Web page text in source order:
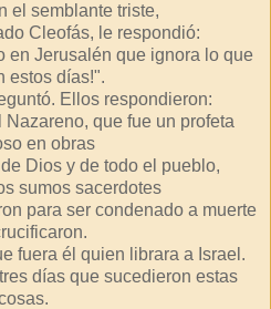
el semblante triste,
Cleofás, le respondió:
en Jerusalén que ignora lo que
estos días!".
Ellos respondieron:
que fue un profeta
en obras
Dios y de todo el pueblo,
sumos sacerdotes
para ser condenado a muerte
fuera él quien librara a Israel.
días que sucedieron estas